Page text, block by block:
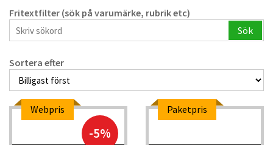
Fritextfilter (sök på varumärke, rubrik etc)
Sök
Sortera efter
Webpris
-5%
Paketpris